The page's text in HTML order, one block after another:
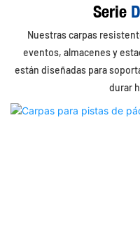
Serie
Nuestras carpas
eventos, almacenes y
están diseñadas para
durar